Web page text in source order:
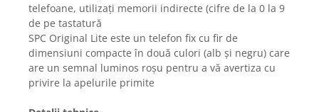
Ochelari de vedere
Gaming, Carti & Birotica
Birotica & Papetarie
Console, Jocuri & Accesorii
Ingrijire personala & Cosmetice
telefoane, utilizați memorii indirecte (cifre de la 0 la 9
de pe tastatură
SPC Original Lite este un telefon fix cu fir de
dimensiuni compacte în două culori (alb și negru) care
are un semnal luminos roșu pentru a vă avertiza cu
privire la apelurile primite